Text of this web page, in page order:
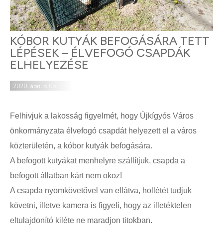
KÓBOR KUTYÁK BEFOGÁSÁRA TETT
LÉPÉSEK – ÉLVEFOGÓ CSAPDÁK
ELHELYEZÉSE
2020. április 05.
Felhivjuk a lakosság figyelmét, hogy Újkígyós Város
önkormányzata élvefogó csapdát helyezett el a város
közterületén, a kóbor kutyák befogására.
A befogott kutyákat menhelyre szállítjuk, csapda a
befogott állatban kárt nem okoz!
A csapda nyomkövetővel van ellátva, hollétét tudjuk
követni, illetve kamera is figyeli, hogy az illetéktelen
eltulajdonító kiléte ne maradjon titokban.